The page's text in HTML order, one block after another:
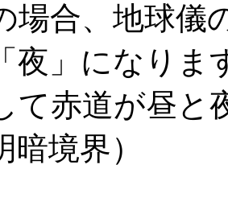
場合、地球儀
夜」になりま
て赤道が昼と
暗境界）